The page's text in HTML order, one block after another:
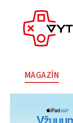
MAGAZÍN